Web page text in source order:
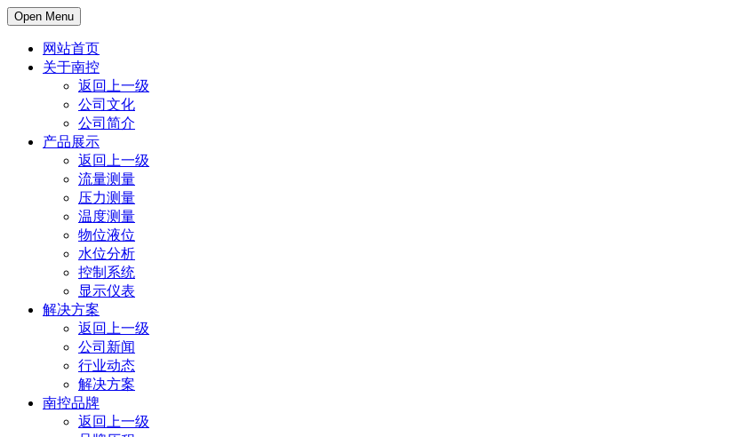
Open Menu
网站首页
关于南控
返回上一级
公司文化
公司简介
产品展示
返回上一级
流量测量
压力测量
温度测量
物位液位
水位分析
控制系统
显示仪表
解决方案
返回上一级
公司新闻
行业动态
解决方案
南控品牌
返回上一级